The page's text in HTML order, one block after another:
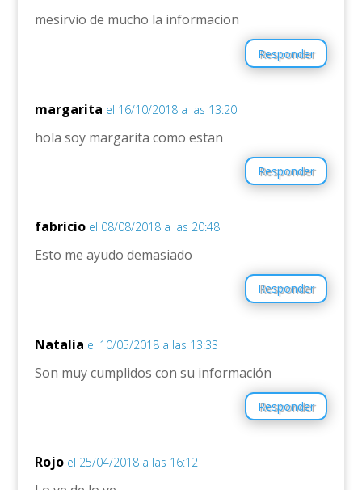
mesirvio de mucho la informacion
Responder
margarita el 16/10/2018 a las 13:20
hola soy margarita como estan
Responder
fabricio el 08/08/2018 a las 20:48
Esto me ayudo demasiado
Responder
Natalia el 10/05/2018 a las 13:33
Son muy cumplidos con su información
Responder
Rojo el 25/04/2018 a las 16:12